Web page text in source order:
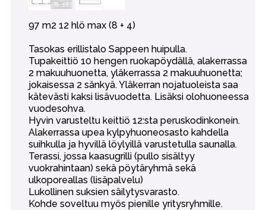
97 m2 12 hlö max (8 + 4)
Tasokas erillistalo Sappeen huipulla.
Tupakeittiö 10 hengen ruokapöydällä, alakerrassa
2 makuuhuonetta, yläkerrassa 2 makuuhuonetta;
jokaisessa 2 sänkyä. Yläkerran nojatuoleista saa
kätevästi kaksi lisävuodetta. Lisäksi olohuoneessa
vuodesohva.
Hyvin varusteltu keittiö 12:sta peruskodinkonein.
Alakerrassa upea kylpyhuoneosasto kahdella
suihkulla ja hyvillä löylyillä varustetulla saunalla.
Terassi, jossa kaasugrilli (pullo sisältyy
vuokrahintaan) sekä pöytäryhmä sekä
ulkoporeallas (lisäpalvelu)
Lukollinen suksien säilytysvarasto.
Kohde soveltuu myös pienille yritysryhmille.